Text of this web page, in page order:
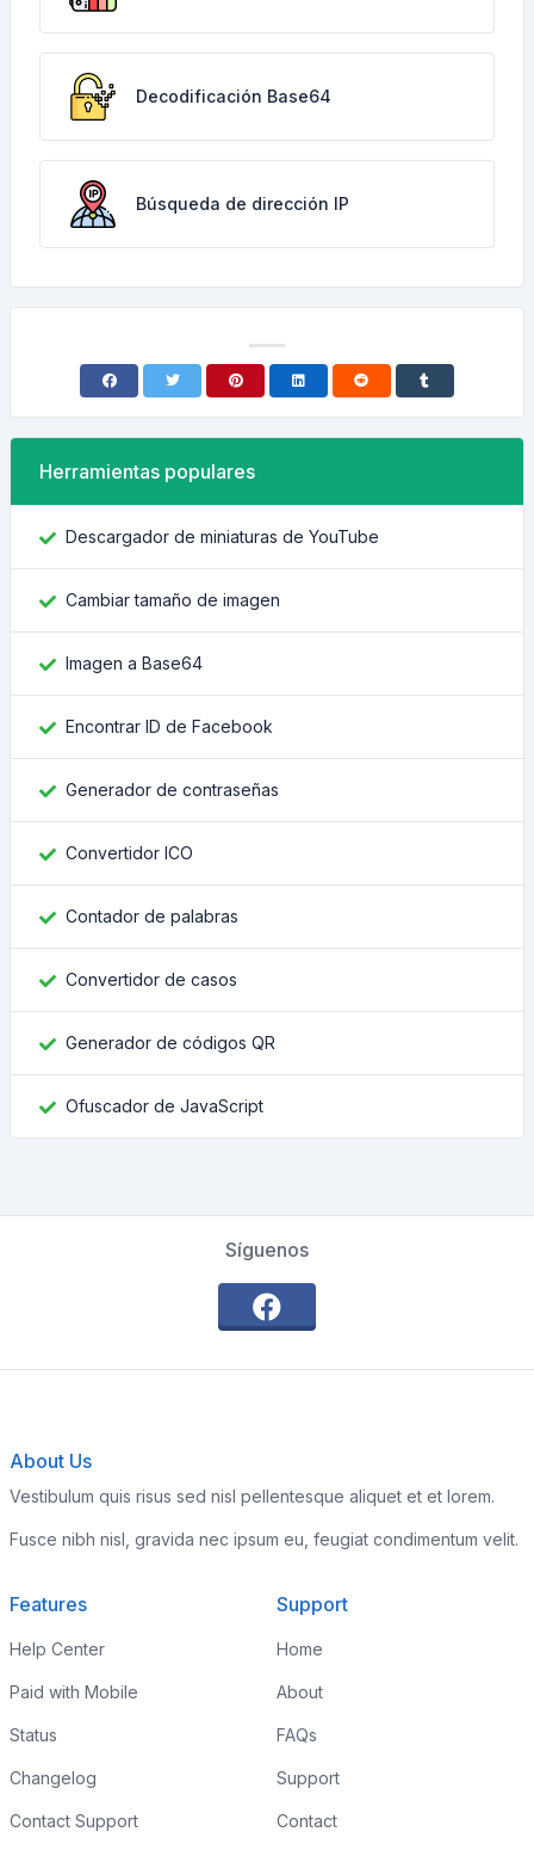
Decodificación Base64
Búsqueda de dirección IP
Herramientas populares
Descargador de miniaturas de YouTube
Cambiar tamaño de imagen
Imagen a Base64
Encontrar ID de Facebook
Generador de contraseñas
Convertidor ICO
Contador de palabras
Convertidor de casos
Generador de códigos QR
Ofuscador de JavaScript
Síguenos
About Us
Vestibulum quis risus sed nisl pellentesque aliquet et et lorem.
Fusce nibh nisl, gravida nec ipsum eu, feugiat condimentum velit.
Features
Help Center
Paid with Mobile
Status
Changelog
Contact Support
Support
Home
About
FAQs
Support
Contact